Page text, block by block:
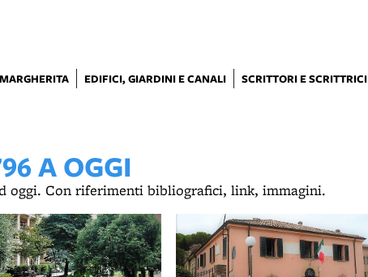
EDIFICI, GIARDINI E CANALI SCRITTORI E SCRITTRICI
A OGGI
oggi. Con riferimenti bibliografici, link, immagini.